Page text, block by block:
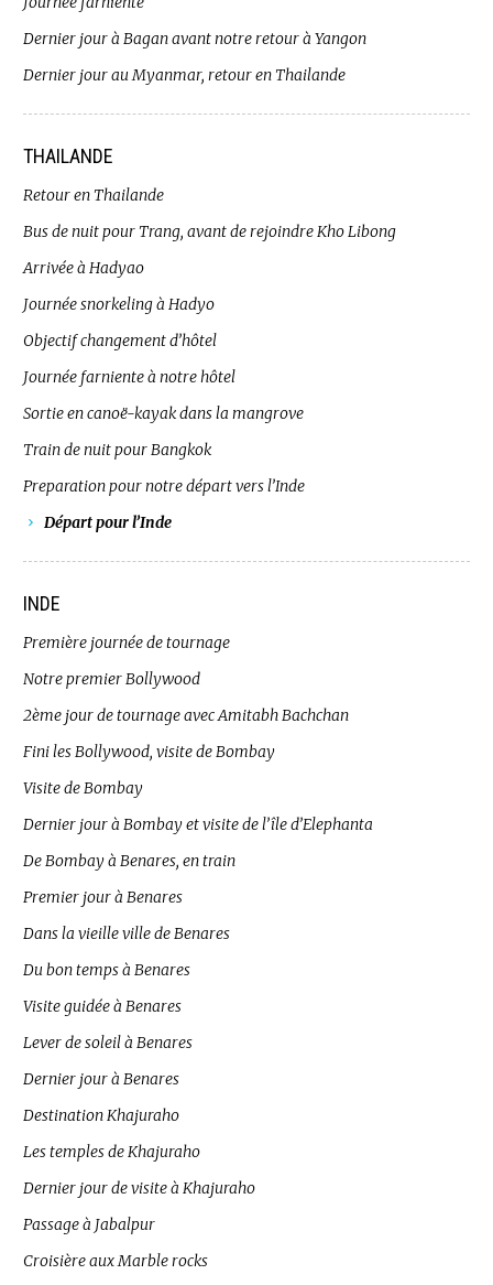
Dernier jour à Bagan avant notre retour à Yangon
Dernier jour au Myanmar, retour en Thailande
THAILANDE
Retour en Thailande
Bus de nuit pour Trang, avant de rejoindre Kho Libong
Arrivée à Hadyao
Journée snorkeling à Hadyo
Objectif changement d’hôtel
Journée farniente à notre hôtel
Sortie en canoë-kayak dans la mangrove
Train de nuit pour Bangkok
Preparation pour notre départ vers l’Inde
Départ pour l’Inde
INDE
Première journée de tournage
Notre premier Bollywood
2ème jour de tournage avec Amitabh Bachchan
Fini les Bollywood, visite de Bombay
Visite de Bombay
Dernier jour à Bombay et visite de l’île d’Elephanta
De Bombay à Benares, en train
Premier jour à Benares
Dans la vieille ville de Benares
Du bon temps à Benares
Visite guidée à Benares
Lever de soleil à Benares
Dernier jour à Benares
Destination Khajuraho
Les temples de Khajuraho
Dernier jour de visite à Khajuraho
Passage à Jabalpur
Croisière aux Marble rocks